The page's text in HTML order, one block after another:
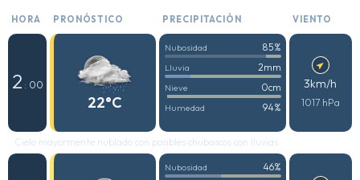
HORA PRONÓSTICO PRECIPITACIÓN VIENTO
2 : 00
22°C
Nubosidad 85%
Lluvia 2mm
Nieve 0cm
Humedad 94%
3km/h
1017 hPa
Cielo mayormente nublado con posibles chubascos con lluvias
Nubosidad 46%